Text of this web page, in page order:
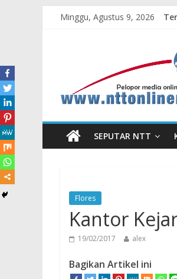
Minggu, Agustus 9, 2026
SEPUTAR NTT
Flores
Kantor
19/02/2017 alex
Bagikan Artikel ini